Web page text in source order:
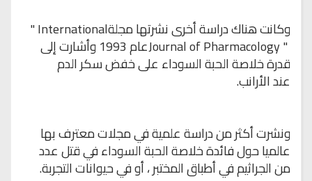
وكانت هناك دراسة أخرى نشرتها مجلة" International
Journal of Pharmacology " عام 1993 وأشارت إلى
قدرة خلاصة الحبة السوداء على خفض سكر الدم
عندالأرانب.
ونشرت أكثر من دراسة علمية في مجلات معترف بها
عالميا حول فائدةخلاصة الحبة السوداء في قتل عدد
من الجراثيم في أطباق المختبر ، أو في حيواناتالتجربة.